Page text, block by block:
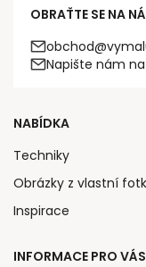
OBRAŤTE SE NA
Napište nám
NABÍDKA
Techniky
Obrázky z vlastní
Inspirace
INFORMACE PRO VÁS